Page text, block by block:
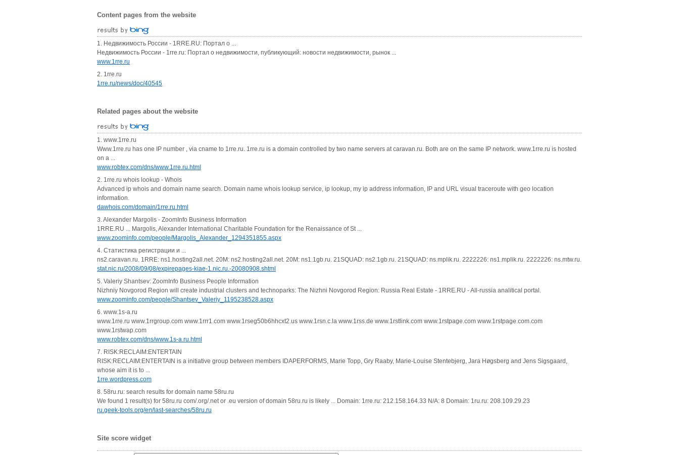
Content pages from the website
1. Недвижимость России - 1RRE.RU: Портал о ...
Недвижимость России - 1rre.ru: Портал о недвижимости, публикующий: новости недвижимости, рынок ...
www.1rre.ru
2. 1rre.ru
1rre.ru/news/doc/40545
Related pages about the website
1. www.1rre.ru
Www.1rre.ru has one IP number , via cname to 1rre.ru. 1rre.ru is a domain controlled by two name servers at caravan.ru. Both are on the same IP network. www.1rre.ru is hosted
on a ...
www.robtex.com/dns/www.1rre.ru.html
2. 1rre.ru whois lookup - Whois
Advanced ip whois and domain name search. Domain name whois lookup service, ip lookup, my ip address information, IP and URL visual traceroute with geo location
information.
dawhois.com/domain/1rre.ru.html
3. Alexander Margolis - ZoomInfo Business Information
1RRE.RU ... Margolis, Alexander International Charitable Foundation for the Renaissance of St ...
www.zoominfo.com/people/Margolis_Alexander_1294351855.aspx
4. Статистика регистрации и ...
ns2.caravan.ru. 1RRE: ns1.hosting2all.net. 20M: ns2.hosting2all.net. 20M: ns1.1gb.ru. 21SQUAD: ns2.1gb.ru. 21SQUAD: ns.mplik.ru. 2222226: ns1.mplik.ru. 2222226: ns.mtw.ru.
stat.nic.ru/2008/09/08/expirepages-kiae-1.nic.ru.-20080908.shtml
5. Valeriy Shantsev: ZoomInfo Business People Information
Nizhniy Novgorod Region will create industrial clusters and technoparks: The Nizhni Novgorod Region: Russia Real Estate - 1RRE.RU - All-russia analitical portal.
www.zoominfo.com/people/Shantsev_Valeriy_1195238528.aspx
6. www.1s-a.ru
www.1rre.ru www.1rrgroup.com www.1rrr1.com www.1rseg50b6hhcxt2.us www.1rsn.c.la www.1rss.de www.1rstlink.com www.1rstpage.com www.1rstpage.com.com
www.1rstwap.com
www.robtex.com/dns/www.1s-a.ru.html
7. RISK:RECLAIM:ENTERTAIN
RISK:RECLAIM:ENTERTAIN is a initiative group between members IDAPERFORMS, Marie Topp, Gry Raaby, Marie-Louise Stentebjerg, Jara Høgsberg and Jens Sigsgaard,
whose aim it is to ...
1rre.wordpress.com
8. 58ru.ru: search results for domain name 58ru.ru
We found 1 result(s) for 58ru.ru com/.org/.net or .eu version of domain 58ru.ru is likely ... Domain: 1rre.ru: 212.158.164.33 N/A: 8 Domain: 1ru.ru: 208.109.29.23
ru.geek-tools.org/en/last-searches/58ru.ru
Site score widget